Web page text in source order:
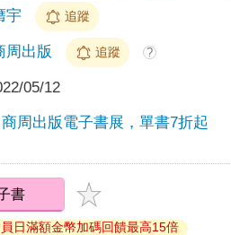
宇 追蹤
周出版 追蹤 ?
05/12
商周出版電子書展，單書7折起
書
日滿額金幣加碼回饋最高15倍